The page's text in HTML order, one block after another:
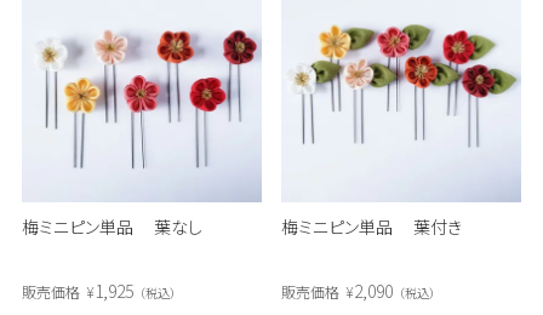
梅ミニピン単品 葉なし
販売価格 ¥1,925 税込
梅ミニピン単品 葉付き
販売価格 ¥2,090 税込